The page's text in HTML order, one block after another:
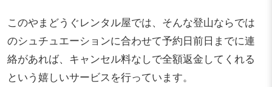
このやまどうぐレンタル屋では、そんな登山ならでは
のシュチュエーションに合わせて予約日前日までに連
絡があれば、キャンセル料なしで全額返金してくれる
という嬉しいサービスを行っています。